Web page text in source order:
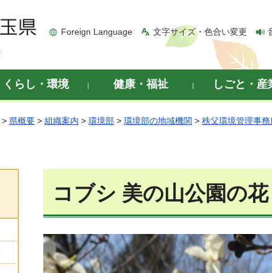
Foreign Language 文字サイズ・色合い変更
くらし・環境 健康・福祉 しごと・産
> 県概要 > 組織案内 > 環境部 > 環境部の地域機関 > 秩父環境管理事務
コブシ 美の山公園の花